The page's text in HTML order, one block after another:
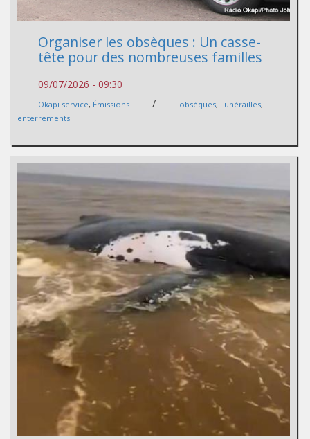
Organiser les obsèques : Un casse-
tête pour des nombreuses familles
09/07/2026 - 09:30
Okapi service, Émissions / obsèques, Funérailles,
enterrements